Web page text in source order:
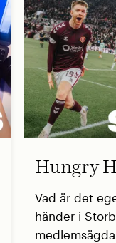
Hungry
Vad är det
händer i